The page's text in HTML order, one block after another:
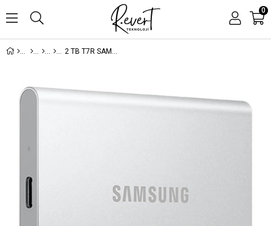
0
2 TB T7R SAMSUNG USB3.2 MU-PD2T0G/WW 1050-1000 MB/S TASINABILIR SSD SAMSUNG TR GARANTILI